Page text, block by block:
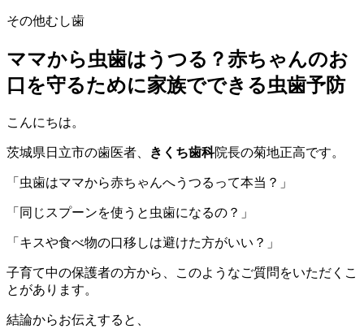
その他むし歯
ママから虫歯はうつる？赤ちゃんのお
口を守るために家族でできる虫歯予防
こんにちは。
茨城県日立市の歯医者、 きくち歯科院長の菊地正高です。
「虫歯はママから赤ちゃんへうつるって本当？」
「同じスプーンを使うと虫歯になるの？」
「キスや食べ物の口移しは避けた方がいい？」
子育て中の保護者の方から、このようなご質問をいただくこ
とがあります。
結論からお伝えすると、